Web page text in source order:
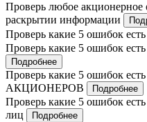
Проверь любое
раскрытии информации
Проверь какие 5 ошибок
Проверь какие 5 ошибок
Подробнее
Проверь какие 5 ошибок
АКЦИОНЕРОВ
Подробнее
Проверь какие 5 ошибок
лиц
Подробнее